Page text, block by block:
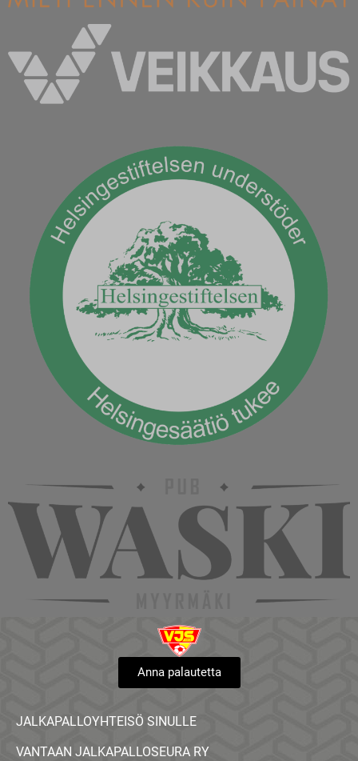
Anna palautetta
JALKAPALLOYHTEISÖ SINULLE
VANTAAN JALKAPALLOSEURA RY